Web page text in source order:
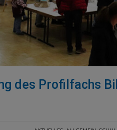
des Profilfachs